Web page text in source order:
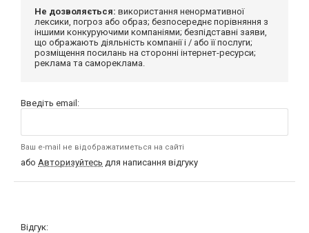
Не дозволяється: використання ненормативної
лексики, погроз або образ; безпосереднє порівняння з
іншими конкуруючими компаніями; безпідставні заяви,
що ображають діяльність компанії і / або її послуги;
розміщення посилань на сторонні інтернет-ресурси;
реклама та самореклама.
Введіть email:
Ваш e-mail не відображатиметься на сайті
або Авторизуйтесь для написання відгуку
Відгук: